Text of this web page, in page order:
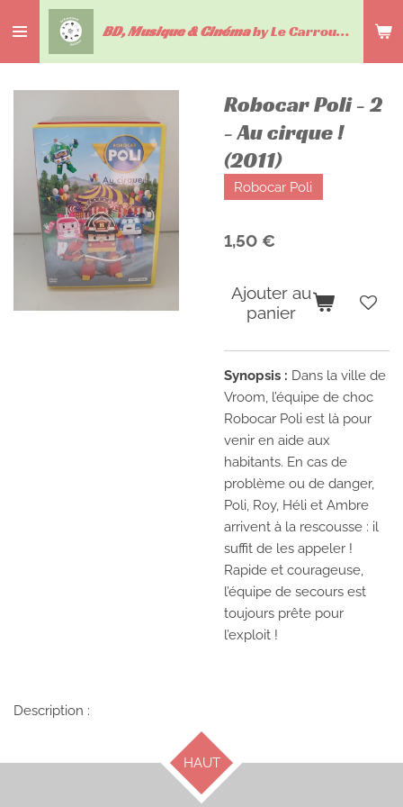
au
contenu
BD, Musique & Cinémaby Le Carrousel du livre
Robocar Poli - 2
- Au cirque !
(2011)
Robocar Poli
1,50 €
Ajouter au
panier
Synopsis : Dans la ville de
Vroom, l’équipe de choc
Robocar Poli est là pour
venir en aide aux
habitants. En cas de
problème ou de danger,
Poli, Roy, Héli et Ambre
arrivent à la rescousse : il
suffit de les appeler !
Rapide et courageuse,
l’équipe de secours est
toujours prête pour
l’exploit !
Description :
HAUT